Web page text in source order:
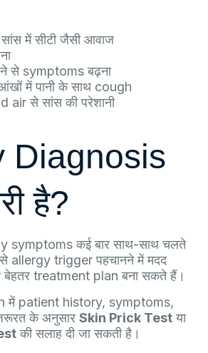
में सीटी जैसी आवाज
से symptoms बढ़ना
में पानी के साथ cough
air से सांस की परेशानी
Diagnosis
है?
symptoms कई बार साथ-साथ चलते
allergy trigger पहचानने में मदद
treatment plan बना सकते हैं।
में patient history, symptoms,
के अनुसार Skin Prick Testया
की सलाह दी जा सकती है।